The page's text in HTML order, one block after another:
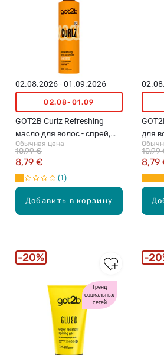
Добавить в корзину
02.08.2026 - 01.09.2026
02.08-01.09
GOT2B Curlz Refreshing
масло для волос - спрей,
200мл
Обычная цена
8,79 €
10,99 €
1
для
8,79
10,99
Тренд
социальных
сетей
20%